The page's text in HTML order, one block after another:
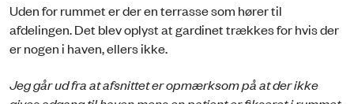
Uden for rummet er der en terrasse som hører til
afdelingen. Det blev oplyst at gardinet trækkes for hvis der
er nogen i haven, ellers ikke.
Jeg går ud fra at afsnittet er opmærksom på at der ikke